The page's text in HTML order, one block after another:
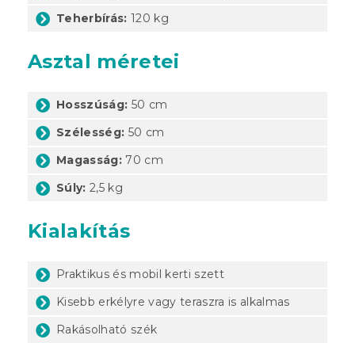
Teherbírás: 120 kg
Asztal méretei
Hosszúság: 50 cm
Szélesség: 50 cm
Magasság: 70 cm
Súly: 2,5 kg
Kialakítás
Praktikus és mobil kerti szett
Kisebb erkélyre vagy teraszra is alkalmas
Rakásolható szék